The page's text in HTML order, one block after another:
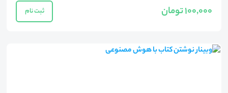
100,000 تومان ثبت نام